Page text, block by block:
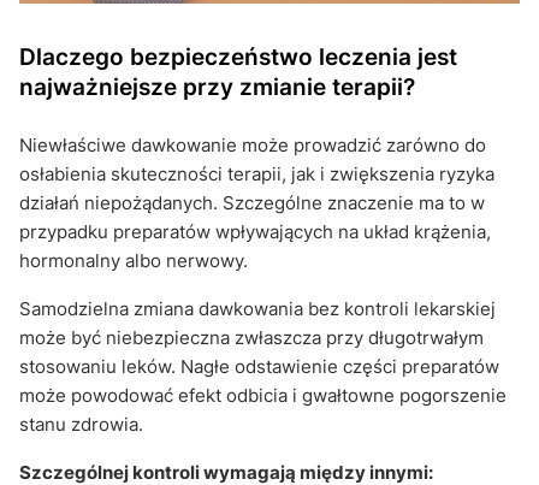
Dlaczego bezpieczeństwo leczenia jest
najważniejsze przy zmianie terapii?
Niewłaściwe dawkowanie może prowadzić zarówno do
osłabienia skuteczności terapii, jak i zwiększenia ryzyka
działań niepożądanych. Szczególne znaczenie ma to w
przypadku preparatów wpływających na układ krążenia,
hormonalny albo nerwowy.
Samodzielna zmiana dawkowania bez kontroli lekarskiej
może być niebezpieczna zwłaszcza przy długotrwałym
stosowaniu leków. Nagłe odstawienie części preparatów
może powodować efekt odbicia i gwałtowne pogorszenie
stanu zdrowia.
Szczególnej kontroli wymagają między innymi: